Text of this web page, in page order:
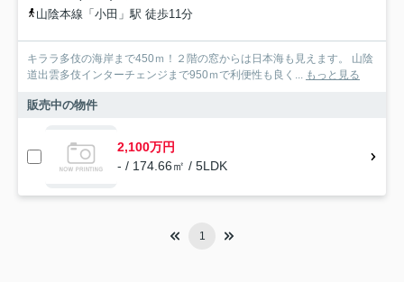
山陰本線「小田」駅 徒歩11分
キララ多伎の海岸まで450ｍ！２階の窓からは日本海も見えます。 山陰
道出雲多伎インターチェンジまで950ｍで利便性も良く... もっと見る
販売中の物件
2,100万円
- / 174.66㎡ / 5LDK
1